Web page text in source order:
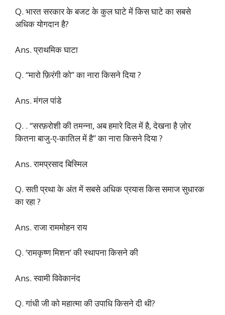
Q. भारत सरकार के बजट के कुल घाटे में किस घाटे का सबसे
अधिक योगदान है?
Ans. प्राथमिक घाटा
Q. “मारो फ़िरंगी को” का नारा किसने दिया ?
Ans. मंगल पांडे
Q. . “सरफ़रोशी की तमन्ना, अब हमारे दिल में है, देखना है ज़ोर
कितना बाजु-ए-कातिल में है” का नारा किसने दिया ?
Ans. रामप्रसाद बिस्मिल
Q. सती प्रथा के अंत में सबसे अधिक प्रयास किस समाज सुधारक
का रहा ?
Ans. राजा राममोहन राय
Q. ‘रामकृष्ण मिशन’ की स्थापना किसने की
Ans. स्वामी विवेकानंद
Q. गांधी जी को महात्मा की उपाधि किसने दी थी?